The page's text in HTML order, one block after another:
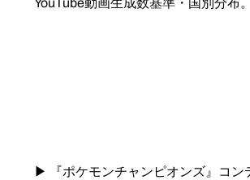
▶ 『ポケモンチャンピオンズ』コン